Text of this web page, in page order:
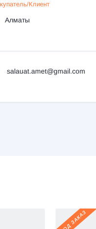
Клиент
Алматы
salauat.amet@gmail.com
ПОД ЗАКАЗ